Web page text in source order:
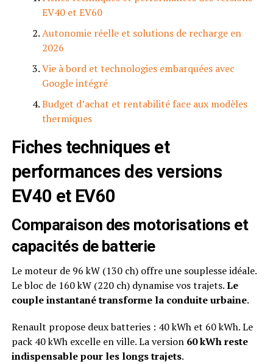
EV40 et EV60
Autonomie réelle et solutions de recharge en
2026
Vie à bord et technologies embarquées avec
Google intégré
Budget d’achat et rentabilité face aux modèles
thermiques
Fiches techniques et
performances des versions
EV40 et EV60
Comparaison des motorisations et
capacités de batterie
Le moteur de 96 kW (130 ch) offre une souplesse idéale.
Le bloc de 160 kW (220 ch) dynamise vos trajets.Le
couple instantané transforme la conduite urbaine.
Renault propose deux batteries : 40 kWh et 60 kWh. Le
pack 40 kWh excelle en ville. La version 60 kWh reste
indispensable pour les longs trajets.